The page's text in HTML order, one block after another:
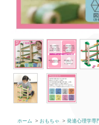
ホーム > おもちゃ > 発達心理学専